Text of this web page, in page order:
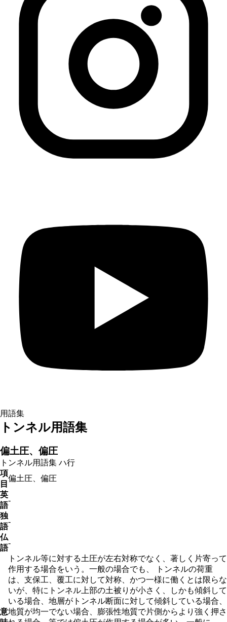
用語集
トンネル用語集
偏土圧、偏圧
トンネル用語集 ハ行
項
目
偏土圧、偏圧
英
語
-
独
語
-
仏
語
-
意
トンネル等に対する土圧が左右対称でなく、著しく片寄って
作用する場合をいう。一般の場合でも、 トンネルの荷重
は、支保工、覆工に対して対称、かつ一様に働くとは限らな
いが、特にトンネル上部の土被りが小さく、しかも傾斜して
いる場合、地層がトンネル断面に対して傾斜している場合、
地質が均一でない場合、膨張性地質で片側からより強く押さ